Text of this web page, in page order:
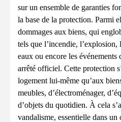
sur un ensemble de garanties
la base de la protection. Parmi
dommages aux biens, qui
tels que l’incendie, l’explosion,
eaux ou encore les
arrêté officiel. Cette protection
logement lui-même qu’aux
meubles, d’électroménager,
d’objets du quotidien. À cela
vandalisme, essentielle dans un